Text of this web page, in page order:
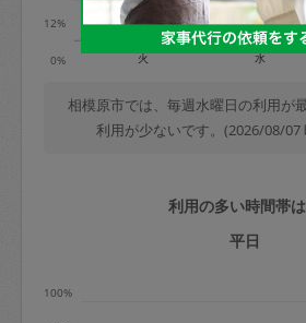
土曜日8時〜実施時間＝依
＋交通費全額
依頼者不在による当日キャ
金額の100%＋交通費全額
定期契約をキャンセルする
期は月2回まで隔週定期は
0%
12%
火 水
相模原市では、毎週水曜日の利用が
利用が少ないです。(2026/08/07
利用の多い時間帯
平日
100%